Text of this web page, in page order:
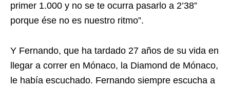
primer 1.000 y no se te ocurra pasarlo a 2’38”
porque ése no es nuestro ritmo”.
Y Fernando, que ha tardado 27 años de su vida en
llegar a correr en Mónaco, la Diamond de Mónaco,
le había escuchado. Fernando siempre escucha a